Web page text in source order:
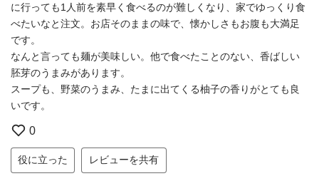
に行っても1人前を素早く食べるのが難しくなり、家でゆっくり食
べたいなと注文。お店そのままの味で、懐かしさもお腹も大満足
です。
なんと言っても麺が美味しい。他で食べたことのない、香ばしい
胚芽のうまみがあります。
スープも、野菜のうまみ、たまに出てくる柚子の香りがとても良
いです。
0
役に立った レビューを共有